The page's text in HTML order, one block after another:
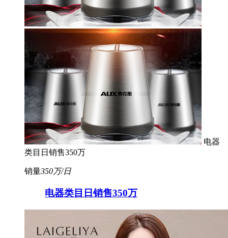
电器
类目日销售350万
销量350万/日
电器类目日销售350万